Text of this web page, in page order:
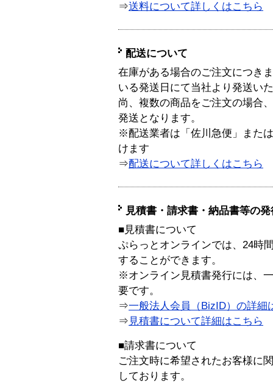
⇒送料について詳しくはこちら
配送について
在庫がある場合のご注文につき
いる発送日にて当社より発送い
尚、複数の商品をご注文の場合
発送となります。
※配送業者は「佐川急便」また
けます
⇒配送について詳しくはこちら
見積書・請求書・納品書等の
■見積書について
ぷらっとオンラインでは、24時
することができます。
※オンライン見積書発行には、
要です。
⇒一般法人会員（BizID）の詳細
⇒ 見積書について詳細はこちら
■請求書について
ご注文時に希望されたお客様に
しております。